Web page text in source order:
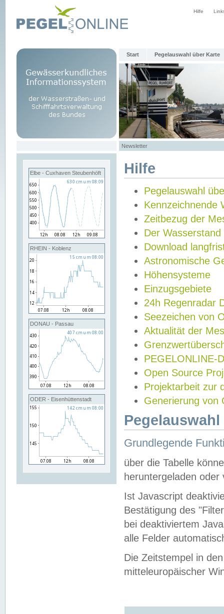
Hilfe
Start Pegelauswahl über Karte
Newsletter
Elbe - Cuxhaven Steubenhöft
RHEIN - Koblenz
DONAU - Passau
ODER - Eisenhüttenstadt
Hilfe
Pegelauswahl
Kennzeichnende
Zeitbezug der
Der Wasserstand
Download
Astronomische
Höhensysteme
Einzugsgebiete
24h Regenradar
Seezeichen von
Aktualität der
PEGELONLINE-
Open Source
Projektarbeit zur
Generierung von
Grundlegende
über die Tabelle
heruntergeladen oder
Ist Javascript
Bestätigung des
bei deaktiviertem
alle Felder
Die Zeitstempel in
mitteleuropäischer